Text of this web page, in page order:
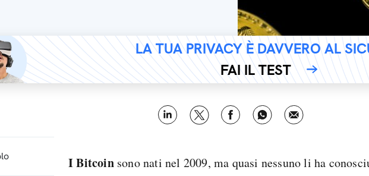
LA TUA PRIVACY È DAVVERO AL
FAI IL TEST
I Bitcoinsono nati nel 2009, ma quasi nessuno li ha